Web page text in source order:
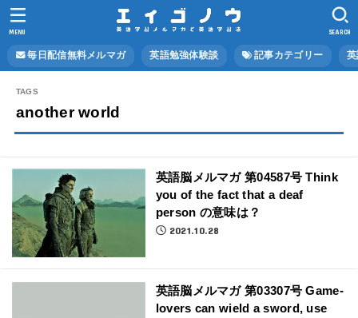
毎日配信無料メルマガ 英語勉強体験談 記事カテゴリー
SEARCH
MENU
another world
英語脳メルマガ 第04587号 Think
you of the fact that a deaf
person の意味は？
2021.10.28
英語脳メルマガ 第03307号 Game-
lovers can wield a sword, use